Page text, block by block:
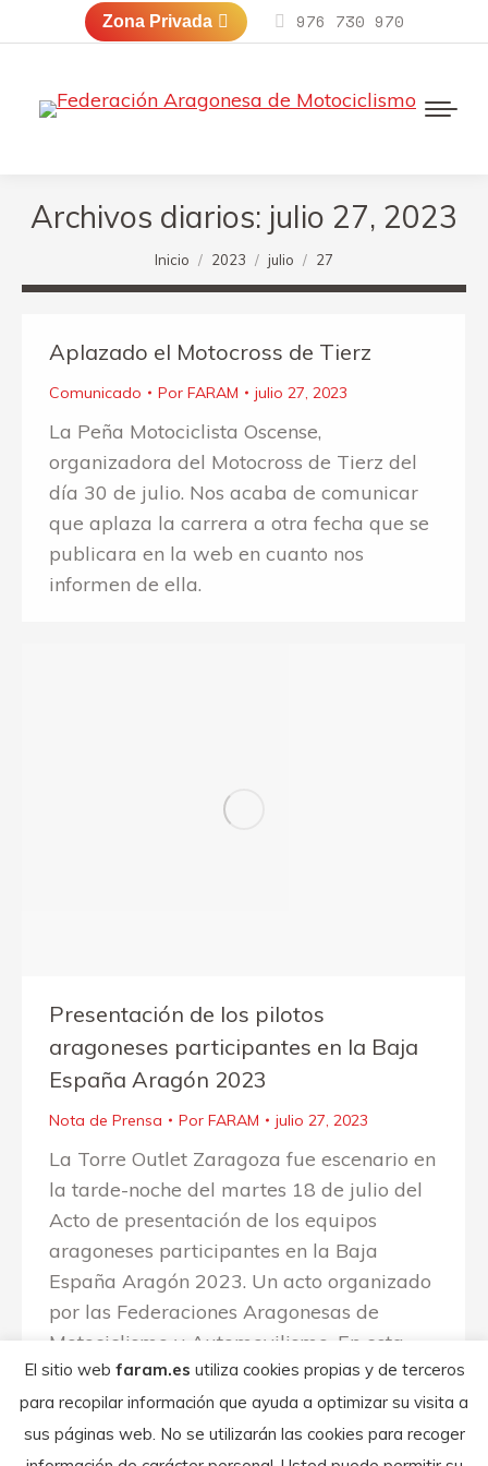
Zona Privada 976 730 970
Archivos diarios: julio 27, 2023
Estás aquí:
Inicio 2023 julio 27
Aplazado el Motocross de Tierz
Comunicado Por FARAM julio 27, 2023
La Peña Motociclista Oscense,
organizadora del Motocross de Tierz del
día 30 de julio. Nos acaba de comunicar
que aplaza la carrera a otra fecha que se
publicara en la web en cuanto nos
informen de ella.
Presentación de los pilotos
aragoneses participantes en la Baja
España Aragón 2023
Nota de Prensa Por FARAM julio 27, 2023
La Torre Outlet Zaragoza fue escenario en
la tarde-noche del martes 18 de julio del
Acto de presentación de los equipos
aragoneses participantes en la Baja
España Aragón 2023. Un acto organizado
por las Federaciones Aragonesas de
Motociclismo y Automovilismo. En esta
edición serán 13 los equipos aragoneses
participantes en la Baja Aragón 2023.
De…
El sitio web faram.es utiliza cookies propias y de terceros
para recopilar información que ayuda a optimizar su visita a
sus páginas web. No se utilizarán las cookies para recoger